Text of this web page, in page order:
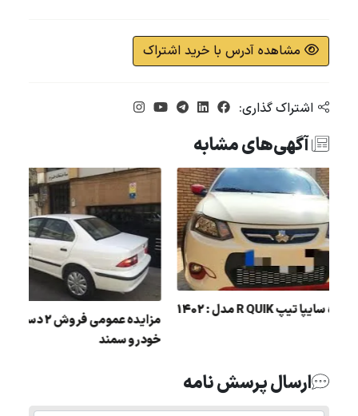
مشاهده آدرس با خرید اشتراک
اشتراک گذاری:
آگهی‌های مشابه
خودرو سمند
مزایده سايپا تيپ R QUIK مدل : 1402
ارسال پرسش نامه